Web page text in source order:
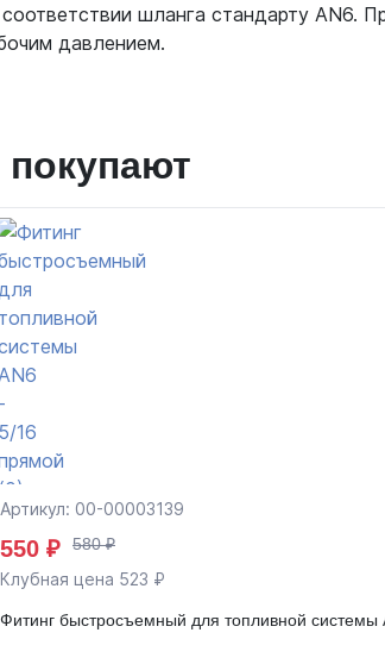
шланга стандарту AN6.
давлением.
Артикул: 00-00003139
550 ₽ 580 ₽
Клубная цена 523 ₽
Фитинг быстросъемный для топливной